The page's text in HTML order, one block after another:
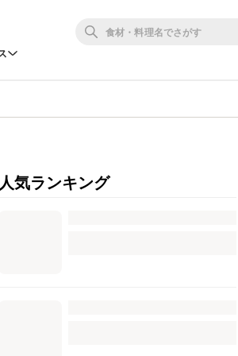
人気ランキング